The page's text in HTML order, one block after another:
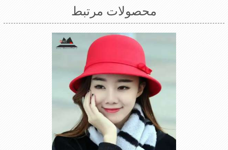
محصولات مرتبط